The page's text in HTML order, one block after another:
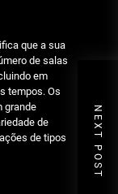
que a sua
de salas
em
tempos. Os
grande
de
de tipos
NEXT POST